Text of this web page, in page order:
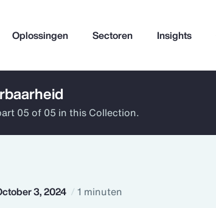
Oplossingen Sectoren Insights
help you?
05 of 05 in this Collection.
3, 2024 1 minuten